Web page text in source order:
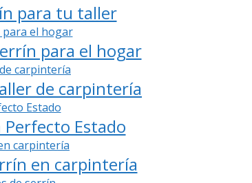
para tu taller
para el hogar
de carpintería
Estado
en carpintería